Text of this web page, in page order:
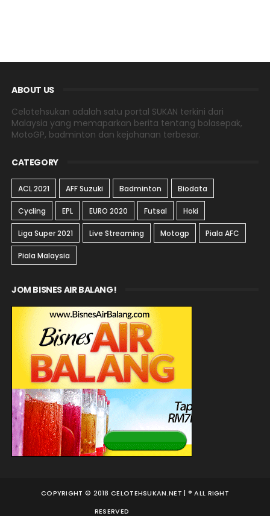
ABOUT US
Celotehsukan adalah satu portal SUKAN terkini dari
Malaysia yang memaparkan berita tentang bolasepak,
MotoGP, badminton dan kejohanan terbesar.
CATEGORY
ACL 2021 AFF Suzuki Badminton Biodata
Cycling EPL EURO 2020 Futsal Hoki
Liga Super 2021 Live Streaming Motogp Piala AFC
Piala Malaysia
JOM BISNES AIR BALANG!
COPYRIGHT © 2018 CELOTEHSUKAN.NET | ® ALL RIGHT
RESERVED